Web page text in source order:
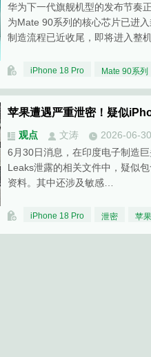
华为下一代旗舰机型的发布节奏
为Mate 90系列的核心芯片已进
制造流程已近收尾，即将进入整
iPhone 18 Pro Mate 90系列
苹果遭遇严重泄密！疑似
观点 文涛
2026-06-30
6月30日消息，在印度电子制造
Leaks泄露的相关文件中，疑似
资料。其中还涉及敏感…
iPhone 18 Pro 泄密 苹果